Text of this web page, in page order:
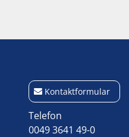
Kontaktformular
Telefon
0049 3641 49-0